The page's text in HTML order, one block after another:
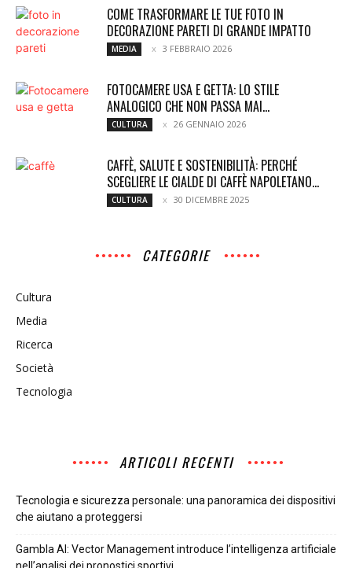
COME TRASFORMARE LE TUE FOTO IN
DECORAZIONE PARETI DI GRANDE IMPATTO
MEDIA 3 FEBBRAIO 2026
FOTOCAMERE USA E GETTA: LO STILE
ANALOGICO CHE NON PASSA MAI...
CULTURA 26 GENNAIO 2026
CAFFÈ, SALUTE E SOSTENIBILITÀ: PERCHÉ
SCEGLIERE LE CIALDE DI CAFFÈ NAPOLETANO...
CULTURA 30 DICEMBRE 2025
CATEGORIE
Cultura
Media
Ricerca
Società
Tecnologia
ARTICOLI RECENTI
Tecnologia e sicurezza personale: una panoramica dei dispositivi
che aiutano a proteggersi
Gambla AI: Vector Management introduce l’intelligenza artificiale